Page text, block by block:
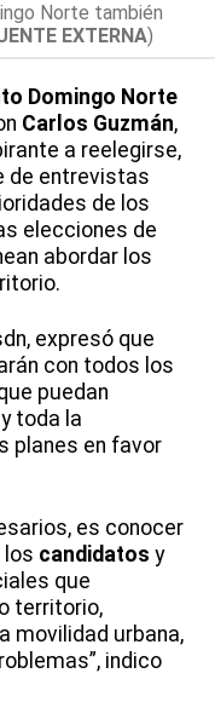
Norte también
EXTERNA)
Domingo Norte
Carlos Guzmán,
a reelegirse,
de entrevistas
de los
elecciones de
abordar los
expresó que
con todos los
puedan
y toda la
planes en favor
es conocer
los candidatos y
que
territorio,
movilidad urbana,
indico